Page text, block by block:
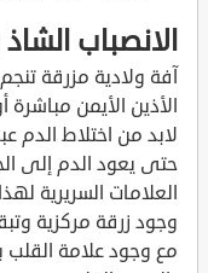
الانصباب الشاذ
آفة ولادية مزرقة
الأذين الأيمن
لابد من اختلاط الدم
حتى يعود الدم إلى
العلامات السريرية
وجود زرقة مركزية
مع وجود علامة